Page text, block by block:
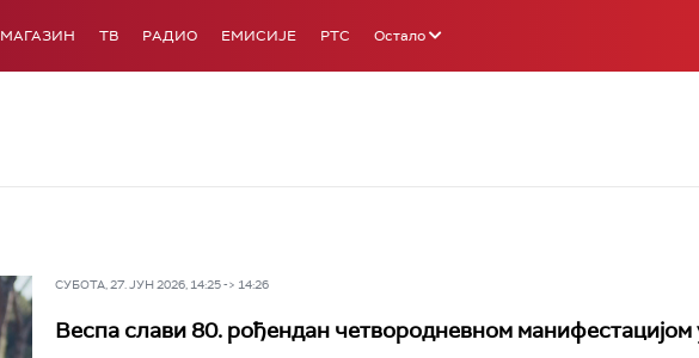
МАГАЗИН ТВ РАДИО ЕМИСИЈЕ РТС Остало
СУБОТА, 27. ЈУН 2026, 14:25 -> 14:26
Веспа слави 80. рођендан четвородневном манифестацијом